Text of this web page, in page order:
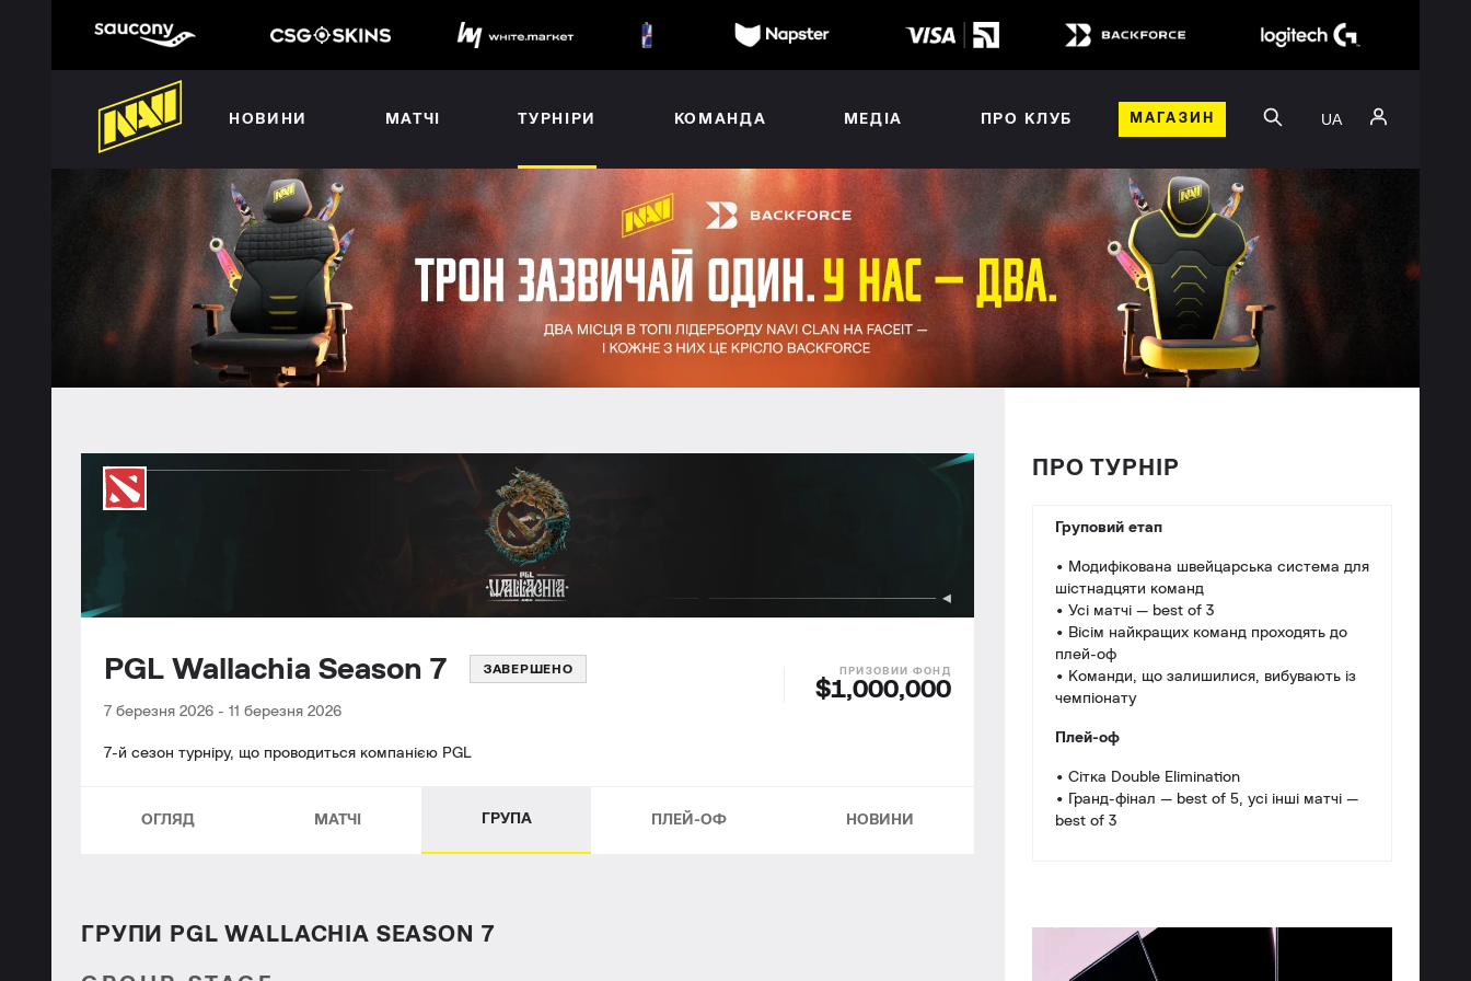
НОВИНИ МАТЧІ ТУРНІРИ КОМАНДА МЕДІА ПРО КЛУБ МАГАЗИН UA
PGL Wallachia Season 7 ЗАВЕРШЕНО
7 березня 2026 - 11 березня 2026
$1,000,000
7-й сезон турніру, що проводиться компанією PGL
ОГЛЯД МАТЧІ ГРУПА ПЛЕЙ-ОФ НОВИНИ
ГРУПИ PGL WALLACHIA SEASON 7
ПРО ТУРНІР
Груповий етап
• Модифікована швейцарська система для
шістнадцяти команд
• Усі матчі — best of 3
• Вісім найкращих команд проходять до
плей-оф
• Команди, що залишилися, вибувають із
чемпіонату
Плей-оф
• Сітка Double Elimination
• Гранд-фінал — best of 5, усі інші матчі —
best of 3